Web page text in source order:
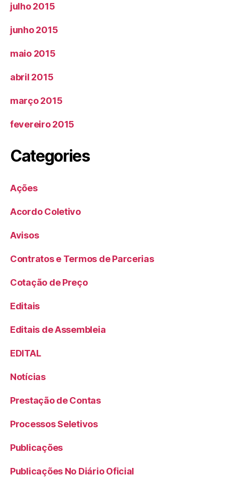
julho 2015
junho 2015
maio 2015
abril 2015
março 2015
fevereiro 2015
Categories
Ações
Acordo Coletivo
Avisos
Contratos e Termos de Parcerias
Cotação de Preço
Editais
Editais de Assembleia
EDITAL
Notícias
Prestação de Contas
Processos Seletivos
Publicações
Publicações No Diário Oficial